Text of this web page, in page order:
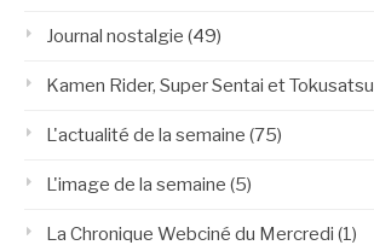
Journal nostalgie (49)
Kamen Rider, Super Sentai et Tokusatsu
L'actualité de la semaine (75)
L'image de la semaine (5)
La Chronique Webciné du Mercredi (1)